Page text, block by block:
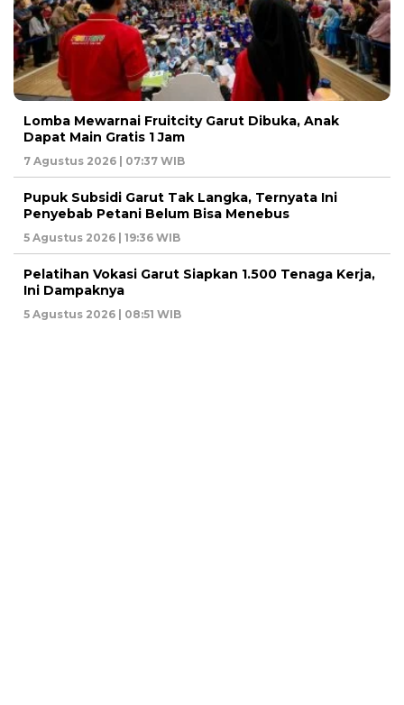
Lomba Mewarnai Fruitcity Garut Dibuka, Anak
Dapat Main Gratis 1 Jam
7 Agustus 2026 | 07:37 WIB
Pupuk Subsidi Garut Tak Langka, Ternyata Ini
Penyebab Petani Belum Bisa Menebus
5 Agustus 2026 | 19:36 WIB
Pelatihan Vokasi Garut Siapkan 1.500 Tenaga Kerja,
Ini Dampaknya
5 Agustus 2026 | 08:51 WIB